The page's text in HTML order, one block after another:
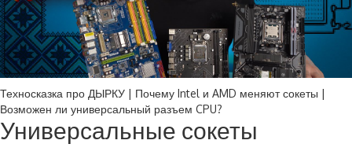
Техносказка про ДЫРКУ | Почему Intel и AMD меняют сокеты |
Возможен ли универсальный разъем CPU?
Универсальные сокеты